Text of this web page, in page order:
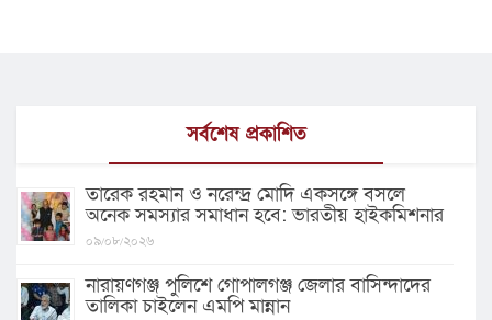
সর্বশেষ প্রকাশিত
তারেক রহমান ও নরেন্দ্র মোদি একসঙ্গে বসলে
অনেক সমস্যার সমাধান হবে: ভারতীয় হাইকমিশনার
০৯/০৮/২০২৬
নারায়ণগঞ্জ পুলিশে গোপালগঞ্জ জেলার বাসিন্দাদের
তালিকা চাইলেন এমপি মান্নান